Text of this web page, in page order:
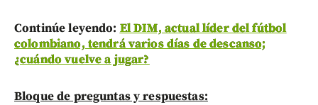
Continúe leyendo: El DIM, actual líder del fútbol
colombiano, tendrá varios días de descanso;
¿cuándo vuelve a jugar?
Bloque de preguntas y respuestas: